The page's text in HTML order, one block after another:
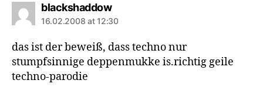
blackshaddowsays:
16.02.2008 at 12:30
das ist der beweiß, dass techno nur
stumpfsinnige deppenmukke is.richtig geile
techno-parodie